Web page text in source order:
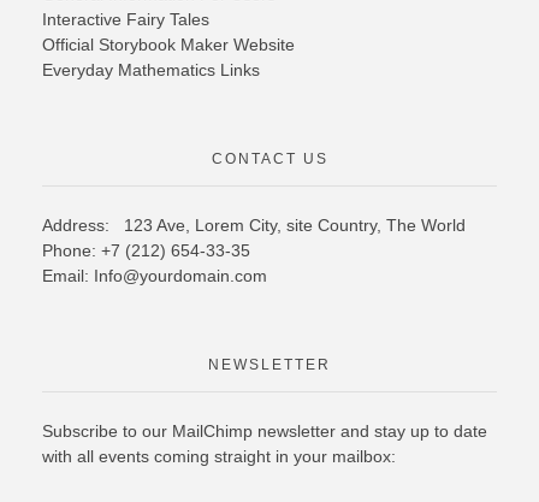
Interactive Fairy Tales
Official Storybook Maker Website
Everyday Mathematics Links
CONTACT US
Address: 123 Ave, Lorem City, site Country, The World
Phone: +7 (212) 654-33-35
Email: Info@yourdomain.com
NEWSLETTER
Subscribe to our MailChimp newsletter and stay up to date
with all events coming straight in your mailbox: